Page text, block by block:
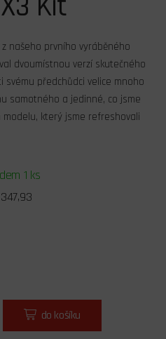
našeho prvního vyráběného
dvoumístnou verzí skutečného
svému předchůdci velice mnoho
samotného a jedinné, co jsme
který jsme refreshovali
1 ks
do košíku